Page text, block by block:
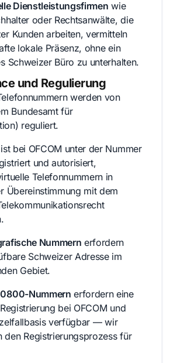
Dienstleistungsfirmen wie
oder Rechtsanwälte, die
Kunden arbeiten, vermitteln
lokale Präsenz, ohne ein
Schweizer Büro zu unterhalten.
und Regulierung
werden von
Bundesamt für
reguliert.
bei OFCOM unter der Nummer
und autorisiert,
Telefonnummern in
Übereinstimmung mit dem
Nummern erfordern
Schweizer Adresse im
Gebiet.
Nummern erfordern eine
bei OFCOM und
verfügbar — wir
den Registrierungsprozess für